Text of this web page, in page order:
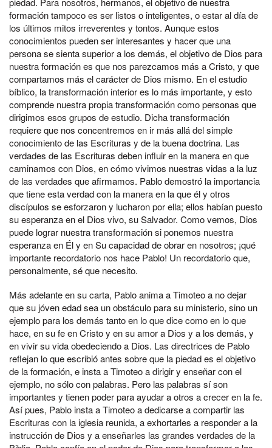
formación tampoco es ser listos o inteligentes, o estar al día de
los últimos mitos irreverentes y tontos. Aunque estos
conocimientos pueden ser interesantes y hacer que una
persona se sienta superior a los demás, el objetivo de Dios para
nuestra formación es que nos parezcamos más a Cristo, y que
compartamos más el carácter de Dios mismo. En el estudio
bíblico, la transformación interior es lo más importante, y esto
comprende nuestra propia transformación como personas que
dirigimos esos grupos de estudio. Dicha transformación
requiere que nos concentremos en ir más allá del simple
conocimiento de las Escrituras y de la buena doctrina. Las
verdades de las Escrituras deben influir en la manera en que
caminamos con Dios, en cómo vivimos nuestras vidas a la luz
de las verdades que afirmamos. Pablo demostró la importancia
que tiene esta verdad con la manera en la que él y otros
discípulos se esforzaron y lucharon por ella; ellos habían puesto
su esperanza en el Dios vivo, su Salvador. Como vemos, Dios
puede lograr nuestra transformación si ponemos nuestra
esperanza en Él y en Su capacidad de obrar en nosotros; ¡qué
importante recordatorio nos hace Pablo! Un recordatorio que,
personalmente, sé que necesito.
Más adelante en su carta, Pablo anima a Timoteo a no dejar
que su jóven edad sea un obstáculo para su ministerio, sino un
ejemplo para los demás tanto en lo que dice como en lo que
hace, en su fe en Cristo y en su amor a Dios y a los demás, y
en vivir su vida obedeciendo a Dios. Las directrices de Pablo
reflejan lo que escribió antes sobre que la piedad es el objetivo
de la formación, e insta a Timoteo a dirigir y enseñar con el
ejemplo, no sólo con palabras. Pero las palabras sí son
importantes y tienen poder para ayudar a otros a crecer en la fe.
Así pues, Pablo insta a Timoteo a dedicarse a compartir las
Escrituras con la iglesia reunida, a exhortarles a responder a la
instrucción de Dios y a enseñarles las grandes verdades de la